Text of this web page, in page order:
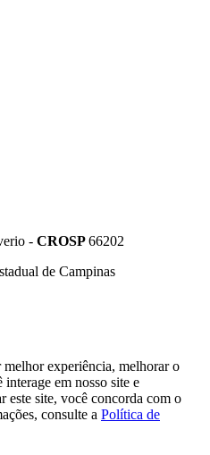
- CROSP66202
de Campinas
experiência, melhorar o
em nosso site e
este site, você concorda com o
consulte a Política de